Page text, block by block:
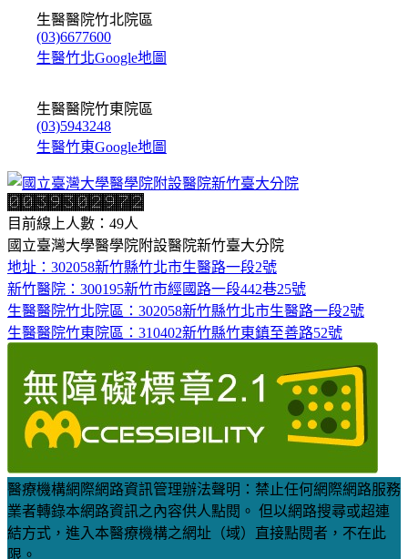
生醫醫院竹北院區
(03)6677600
生醫竹北Google地圖
生醫醫院竹東院區
(03)5943248
生醫竹東Google地圖
目前線上人數：49人
國立臺灣大學醫學院附設醫院新竹臺大分院
地址：302058新竹縣竹北市生醫路一段2號
新竹醫院：300195新竹市經國路一段442巷25號
生醫醫院竹北院區：302058新竹縣竹北市生醫路一段2號
生醫醫院竹東院區：310402新竹縣竹東鎮至善路52號
醫療機構網際網路資訊管理辦法聲明：禁止任何網際網路服務
業者轉錄本網路資訊之內容供人點閱。 但以網路搜尋或超連
結方式，進入本醫療機構之網址（域）直接點閱者，不在此
限。